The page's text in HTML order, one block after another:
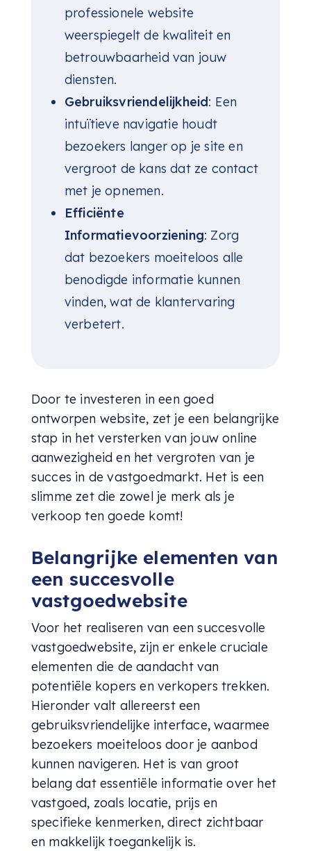
professionele website
weerspiegelt de kwaliteit en
betrouwbaarheid van jouw
diensten.
Gebruiksvriendelijkheid: Een
intuïtieve navigatie houdt
bezoekers langer op je site en
vergroot de kans dat ze contact
met je opnemen.
Efficiënte
Informatievoorziening: Zorg
dat bezoekers moeiteloos alle
benodigde informatie kunnen
vinden, wat de klantervaring
verbetert.
Door te investeren in een goed
ontworpen website, zet je een belangrijke
stap in het versterken van jouw online
aanwezigheid en het vergroten van je
succes in de vastgoedmarkt. Het is een
slimme zet die zowel je merk als je
verkoop ten goede komt!
Belangrijke elementen van
een succesvolle
vastgoedwebsite
Voor het realiseren van een succesvolle
vastgoedwebsite, zijn er enkele cruciale
elementen die de aandacht van
potentiële kopers en verkopers trekken.
Hieronder valt allereerst een
gebruiksvriendelijke interface, waarmee
bezoekers moeiteloos door je aanbod
kunnen navigeren. Het is van groot
belang dat essentiële informatie over het
vastgoed, zoals locatie, prijs en
specifieke kenmerken, direct zichtbaar
en makkelijk toegankelijk is.